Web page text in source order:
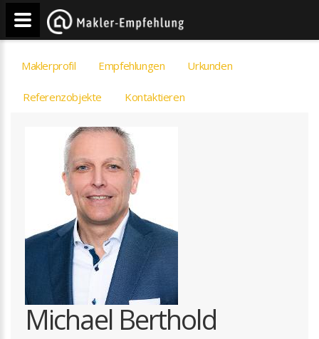
Maklerprofil Empfehlungen Urkunden
Referenzobjekte Kontaktieren
Michael Berthold